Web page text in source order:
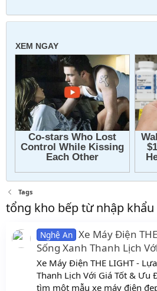
Tags
tổng kho bếp từ nhập
Nghệ An Xe Máy Điện
Sống Xanh Thanh Lịch
Xe Máy Điện THE LIGHT -
Thanh Lịch Với Giá Tốt & Ưu
tìm một mẫu xe máy điện